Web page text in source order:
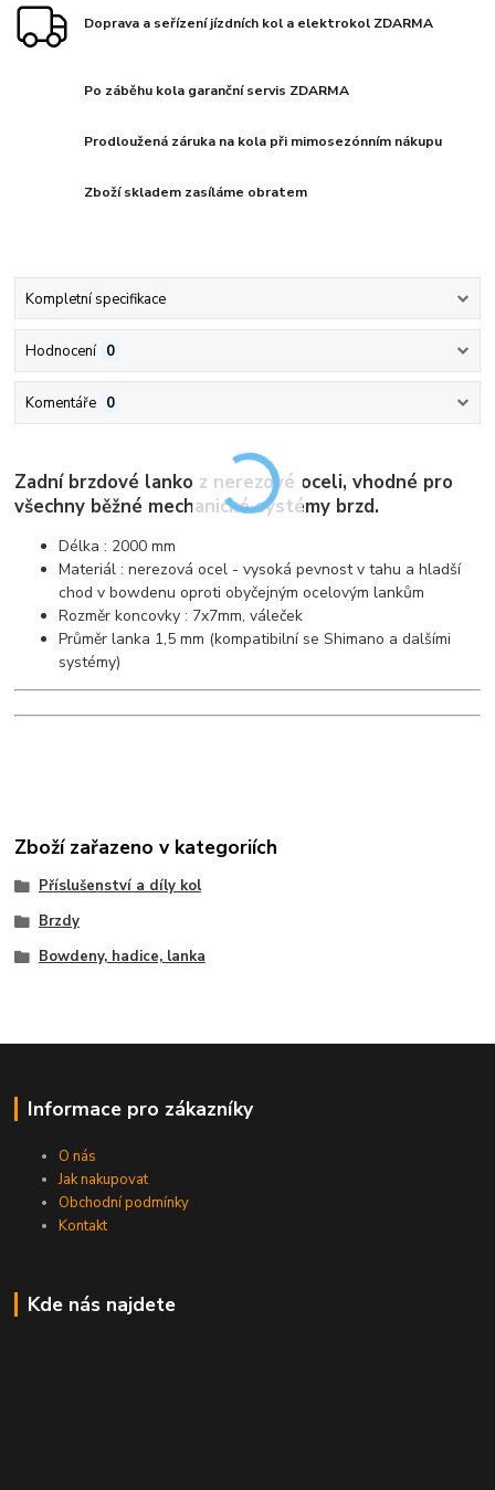
Doprava a seřízení jízdních kol a elektrokol ZDARMA
Po záběhu kola garanční servis ZDARMA
Prodloužená záruka na kola při mimosezónním nákupu
Zboží skladem zasíláme obratem
Kompletní specifikace
Hodnocení 0
Komentáře 0
Zadní brzdové lanko z nerezové oceli, vhodné pro
všechny běžné mechanické systémy brzd.
Délka : 2000 mm
Materiál : nerezová ocel - vysoká pevnost v tahu a hladší
chod v bowdenu oproti obyčejným ocelovým lankům
Rozměr koncovky : 7x7mm, váleček
Průměr lanka 1,5 mm (kompatibilní se Shimano a dalšími
systémy)
Zboží zařazeno v kategoriích
Příslušenství a díly kol
Brzdy
Bowdeny, hadice, lanka
Informace pro zákazníky
O nás
Jak nakupovat
Obchodní podmínky
Kontakt
Kde nás najdete